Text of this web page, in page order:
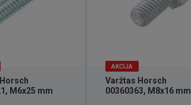
M6x25 mm
AKCIJA
Varžtas Horsch
00360363, M8x16 mm